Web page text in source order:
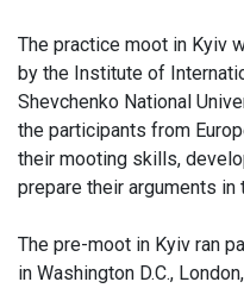
The practice moot in Kyiv
by the Institute of
Shevchenko National
the participants from
their mooting skills,
prepare their arguments in
The pre-moot in Kyiv ran
in Washington D.C.,